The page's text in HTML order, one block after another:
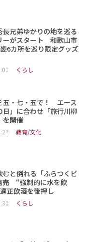
長兄弟ゆかりの地を巡る
ーがスタート 和歌山市
6カ所を巡り限定グッズ
くらし
五・七・五で！ エース
日」に合わせ「旅行川柳
を開催
教育/文化
むと倒れる「ふらつくビ
売 “強制的に水を飲
正飲酒を後押し
くらし